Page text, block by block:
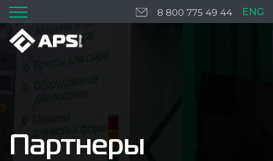
8 800 775 49 44 ENG
Партнеры